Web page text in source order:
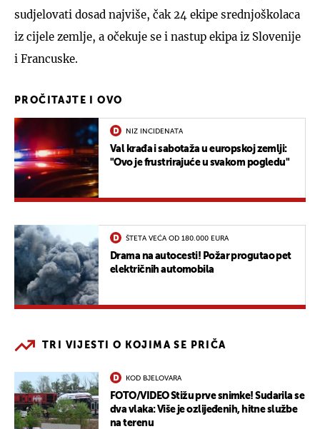
sudjelovati dosad najviše, čak 24 ekipe srednjoškolaca
iz cijele zemlje, a očekuje se i nastup ekipa iz Slovenije
i Francuske.
PROČITAJTE I OVO
NIZ INCIDENATA
Val krađa i sabotaža u europskoj zemlji:
"Ovo je frustrirajuće u svakom pogledu"
ŠTETA VEĆA OD 180.000 EURA
Drama na autocesti! Požar progutao pet
električnih automobila
TRI VIJESTI O KOJIMA SE PRIČA
KOD BJELOVARA
FOTO/VIDEO Stižu prve snimke! Sudarila se
dva vlaka: Više je ozlijeđenih, hitne službe
na terenu